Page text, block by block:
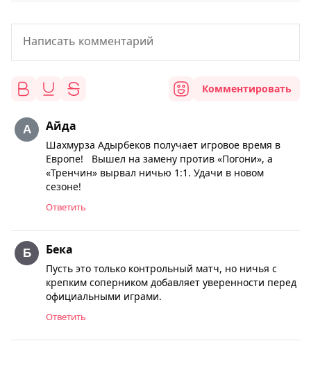
Комментировать
Айда
Шахмурза Адырбеков получает игровое время в
Европе! Вышел на замену против «Погони», а
«Тренчин» вырвал ничью 1:1. Удачи в новом
сезоне!
Ответить
Бека
Пусть это только контрольный матч, но ничья с
крепким соперником добавляет уверенности перед
официальными играми.
Ответить